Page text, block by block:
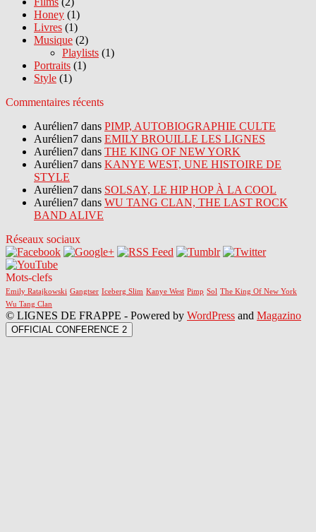
Honey (1)
Livres (1)
Musique (2)
Playlists (1)
Portraits (1)
Style (1)
Commentaires récents
Aurélien7 dans PIMP, AUTOBIOGRAPHIE CULTE
Aurélien7 dans EMILY BROUILLE LES LIGNES
Aurélien7 dans THE KING OF NEW YORK
Aurélien7 dans KANYE WEST, UNE HISTOIRE DE
STYLE
Aurélien7 dans SOLSAY, LE HIP HOP À LA COOL
Aurélien7 dans WU TANG CLAN, THE LAST ROCK
BAND ALIVE
Réseaux sociaux
Mots-clefs
Emily Ratajkowski Gangtser Iceberg Slim Kanye West Pimp Sol The King Of New York
Wu Tang Clan
© LIGNES DE FRAPPE - Powered by WordPress and Magazino
OFFICIAL CONFERENCE 2